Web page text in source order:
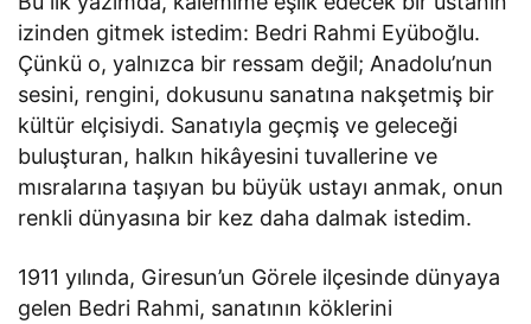
izinden gitmek istedim: Bedri Rahmi Eyüboğlu.
Çünkü o, yalnızca bir ressam değil; Anadolu’nun
sesini, rengini, dokusunu sanatına nakşetmiş bir
kültür elçisiydi. Sanatıyla geçmiş ve geleceği
buluşturan, halkın hikâyesini tuvallerine ve
mısralarına taşıyan bu büyük ustayı anmak, onun
renkli dünyasına bir kez daha dalmak istedim.
1911 yılında, Giresun’un Görele ilçesinde dünyaya
gelen Bedri Rahmi, sanatının köklerini